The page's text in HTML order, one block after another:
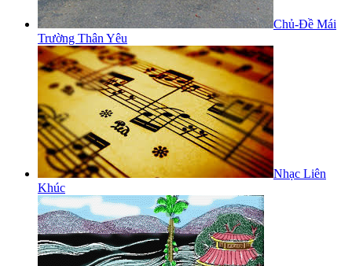
Chủ-Đề Mái
Trường Thân Yêu
Nhạc Liên
Khúc